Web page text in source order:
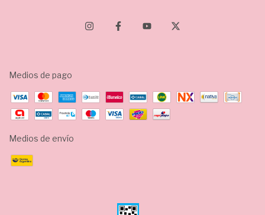
Medios de pago
Medios de envío